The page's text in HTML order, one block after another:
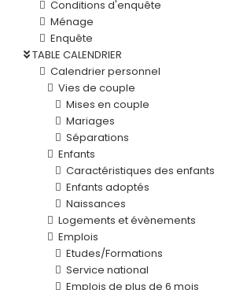
Conditions d'enquête
Ménage
Enquête
TABLE CALENDRIER
Calendrier personnel
Vies de couple
Mises en couple
Mariages
Séparations
Enfants
Caractéristiques des enfants
Enfants adoptés
Naissances
Logements et évènements
Emplois
Etudes/Formations
Service national
Emplois de plus de 6 mois